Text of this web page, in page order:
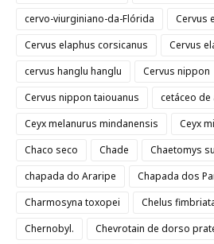
cervo-viurginiano-da-Flórida
Cervus
Cervus elaphus corsicanus
Cervus
cervus hanglu hanglu
Cervus nippon
Cervus nippon taiouanus
cetáceo de
Ceyx melanurus mindanensis
Ceyx
Chaco seco
Chade
Chaetomys
chapada do Araripe
Chapada dos
Charmosyna toxopei
Chelus
Chernobyl.
Chevrotain de dorso